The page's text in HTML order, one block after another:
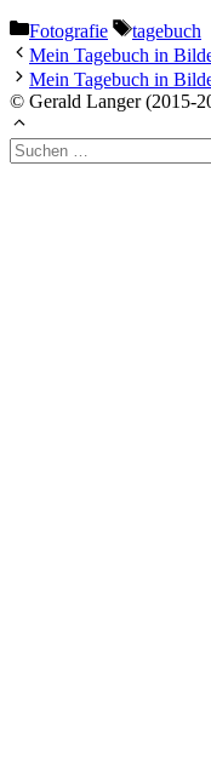
Kategorien
Fotografie
tagebuch
Mein Tagebuch in
Mein Tagebuch in
© Gerald Langer (2015-
Suchen
nach: